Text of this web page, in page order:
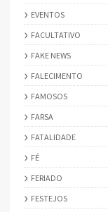
EVENTOS
FACULTATIVO
FAKE NEWS
FALECIMENTO
FAMOSOS
FARSA
FATALIDADE
FÉ
FERIADO
FESTEJOS